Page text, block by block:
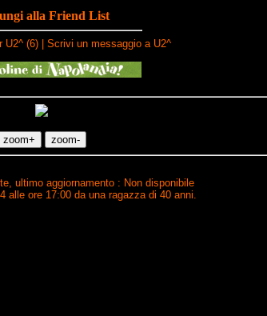
alla Friend List
U2^ (6) Scrivi un messaggio a U2^
ultimo aggiornamento : Non disponibile
alle ore 17:00 da una ragazza di 40 anni.